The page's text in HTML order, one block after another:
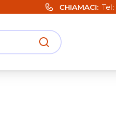
CHIAMACI Tel:
Apri ricerca